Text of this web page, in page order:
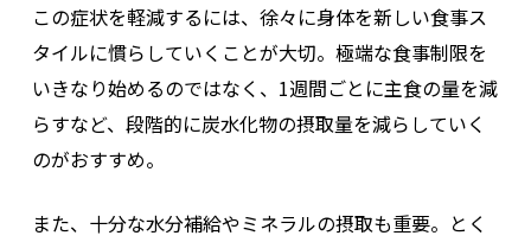
この症状を軽減するには、徐々に身体を新しい食事ス
タイルに慣らしていくことが大切。極端な食事制限を
いきなり始めるのではなく、1週間ごとに主食の量を減
らすなど、段階的に炭水化物の摂取量を減らしていく
のがおすすめ。
また、十分な水分補給やミネラルの摂取も重要。とく